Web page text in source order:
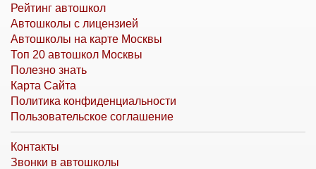
Рейтинг автошкол
Автошколы с лицензией
Автошколы на карте Москвы
Топ 20 автошкол Москвы
Полезно знать
Карта Сайта
Политика конфиденциальности
Пользовательское соглашение
Контакты
Звонки в автошколы